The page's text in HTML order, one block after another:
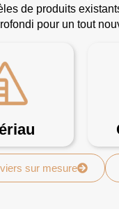
de produits
pour un tout
sur mesure